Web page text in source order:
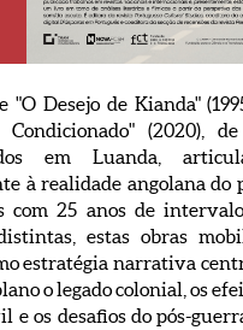
"O Desejo de Kianda"
(2020),
em Luanda,
à realidade angolana do
com 25 anos de
estas obras
estratégia narrativa
o legado colonial, os
e os desafios do pós-